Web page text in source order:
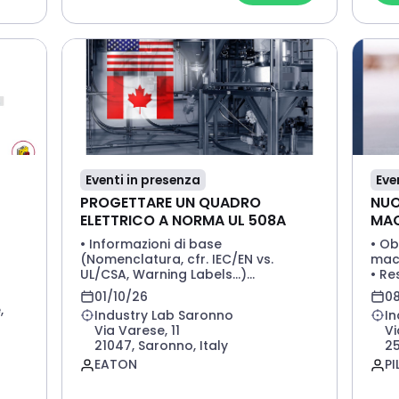
Per
di
•
•
di
Eventi in presenza
PROGETTARE UN QUADRO
ELETTRICO A NORMA UL 508A
• Informazioni di base
(Nomenclatura, cfr. IEC/EN vs.
UL/CSA, Warning Labels...)
• Tipologie componenti e
applicazioni tipiche in Nord America
(Feeder, Branch, Distanze di
isolamento, ...)
• Reti (Alimentazione di potenza) e
colorazione dei cavi
01/10/26
Industry Lab Saronno
Via Varese, 11
21047, Saronno, Italy
EATON
•
•
di
• Il